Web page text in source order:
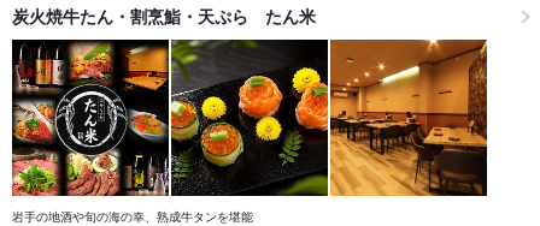
炭火焼牛たん・割烹鮨・天ぷら たん米
岩手の地酒や旬の海の幸、熟成牛タンを堪能